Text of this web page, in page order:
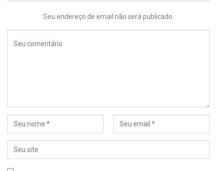
Seu endereço de email não será publicado.